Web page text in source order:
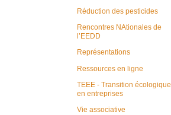
Réduction des pesticides
Rencontres NAtionales de
l’EEDD
Représentations
Ressources en ligne
TEEE - Transition écologique
en entreprises
Vie associative